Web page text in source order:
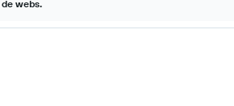
webs.